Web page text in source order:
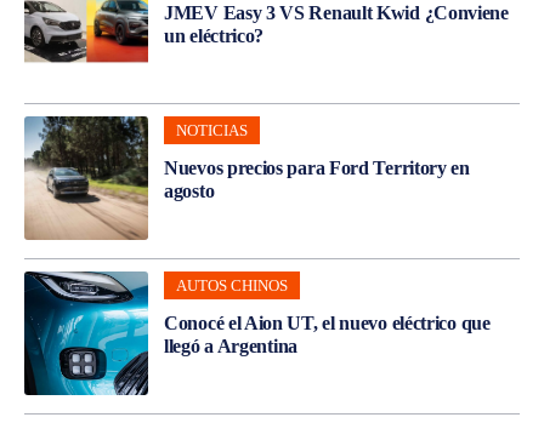
JMEV Easy 3 VS Renault Kwid ¿Conviene
un eléctrico?
NOTICIAS
Nuevos precios para Ford Territory en
agosto
AUTOS CHINOS
Conocé el Aion UT, el nuevo eléctrico que
llegó a Argentina